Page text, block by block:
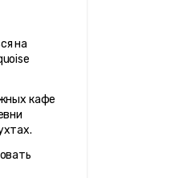
на
кафе